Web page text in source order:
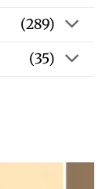
(289)
(35)